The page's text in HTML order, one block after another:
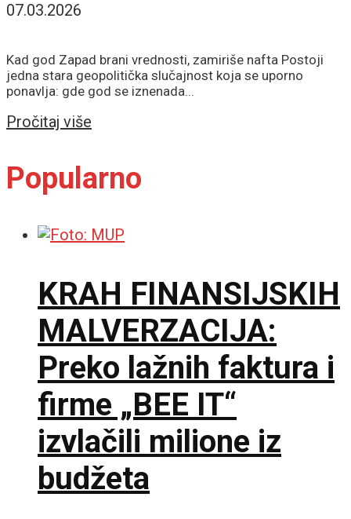
07.03.2026
Kad god Zapad brani vrednosti, zamiriše nafta Postoji
jedna stara geopolitička slučajnost koja se uporno
ponavlja: gde god se iznenada...
Pročitaj više
Popularno
KRAH FINANSIJSKIH
MALVERZACIJA:
Preko lažnih faktura i
firme „BEE IT“
izvlačili milione iz
budžeta